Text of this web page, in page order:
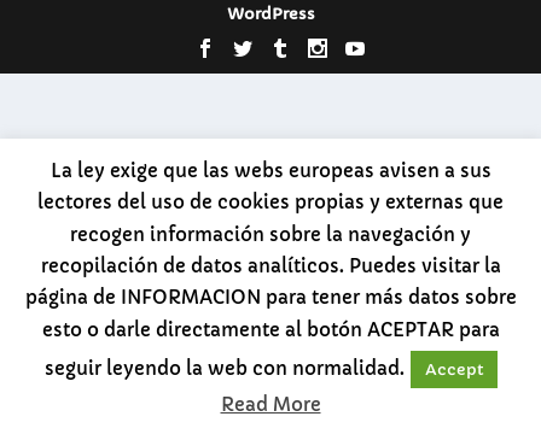
WordPress
La ley exige que las webs europeas avisen a sus
lectores del uso de cookies propias y externas que
recogen información sobre la navegación y
recopilación de datos analíticos. Puedes visitar la
página de INFORMACION para tener más datos sobre
esto o darle directamente al botón ACEPTAR para
seguir leyendo la web con normalidad.
Accept
Read More